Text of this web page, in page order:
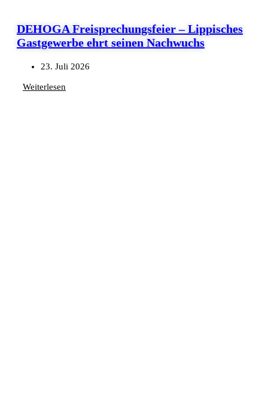
DEHOGA Freisprechungsfeier – Lippisches
Gastgewerbe ehrt seinen Nachwuchs
23. Juli 2026
Weiterlesen